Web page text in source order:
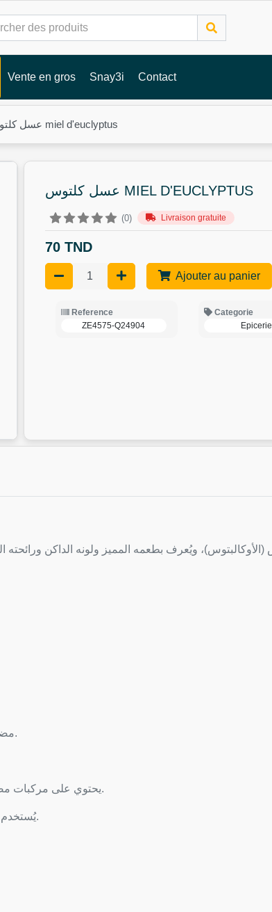
Vente en gros Snay3i Contact
عسل كلتوس miel d'euclyptus
عسل كلتوس MIEL D'EUCLYPTUS
(0) Livraison gratuite
70 TND
Ajouter au panier
Reference
ZE4575-Q24904
Categorie
Epicerie
مضاد طبيعي للبكتيريا والفيروسات المسببة لالتهابات الجهاز التنفسي.
يحتوي على مركبات مضادة للبكتيريا، مما يجعله فعالًا في تطهير الجسم ومكافحة العدوى.
يُستخدم أحيانًا موضعيًا على الجروح والخدوش لتسريع الشفاء ومنع التلوث.